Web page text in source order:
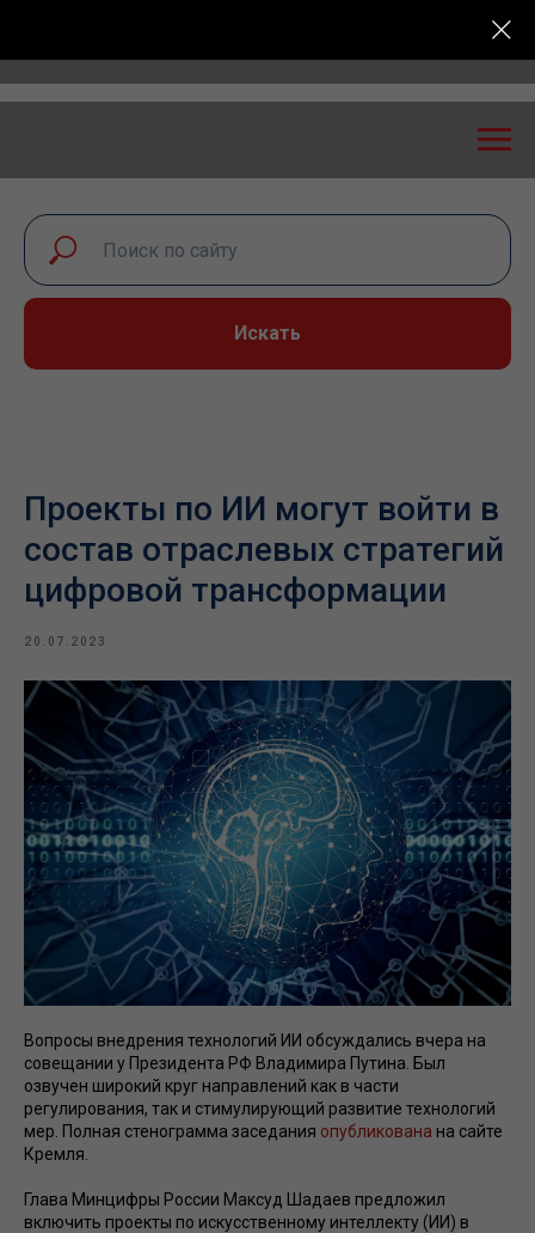
Всероссийская конференция «Транспортная
Искать
Проекты по ИИ могут войти в
состав отраслевых стратегий
цифровой трансформации
20.07.2023
Вопросы внедрения технологий ИИ обсуждались вчера на
совещании у Президента РФ Владимира Путина. Был
озвучен широкий круг направлений как в части
регулирования, так и стимулирующий развитие технологий
мер. Полная стенограмма заседания опубликована на сайте
Кремля.
Глава Минцифры России Максуд Шадаев предложил
включить проекты по искусственному интеллекту (ИИ) в